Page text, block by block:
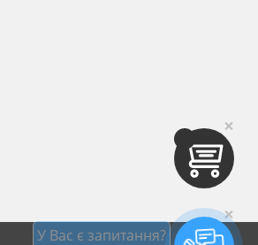
×
У Вас є запитання?
×